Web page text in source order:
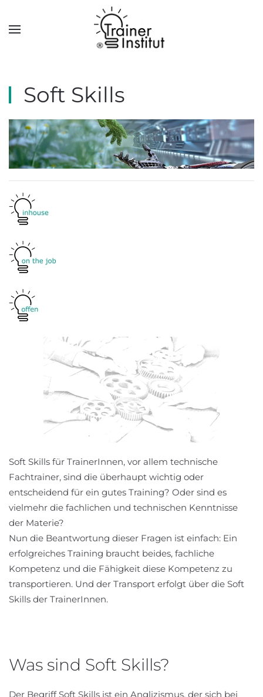
Skip to main content
Soft Skills
Soft Skills für TrainerInnen, vor allem technische
Fachtrainer, sind die überhaupt wichtig oder
entscheidend für ein gutes Training? Oder sind es
vielmehr die fachlichen und technischen Kenntnisse
der Materie?
Nun die Beantwortung dieser Fragen ist einfach: Ein
erfolgreiches Training braucht beides, fachliche
Kompetenz und die Fähigkeit diese Kompetenz zu
transportieren. Und der Transport erfolgt über die Soft
Skills der TrainerInnen.
Was sind Soft Skills?
Der Begriff Soft Skills ist ein Anglizismus, der sich bei